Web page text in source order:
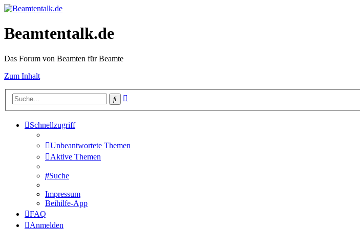
Beamtentalk.de
Das Forum von Beamten für Beamte
Zum Inhalt
Suche
Schnellzugriff
Unbeantwortete Themen
Aktive Themen
Suche
Impressum
Beihilfe-App
FAQ
Anmelden